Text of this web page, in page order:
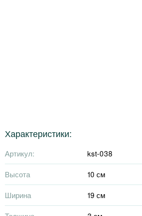
Характеристики:
Артикул: kst-038
Высота 10 см
Ширина 19 см